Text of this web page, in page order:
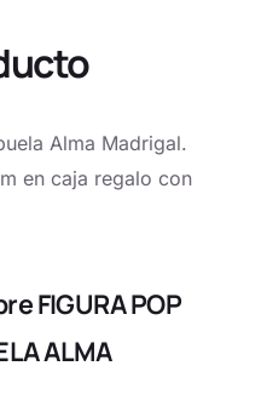
Alma Madrigal.
en caja regalo con
FIGURA POP
ALMA